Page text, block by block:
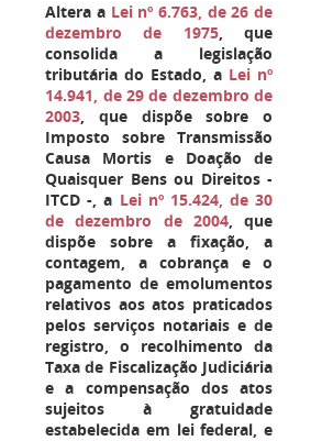
Altera a Lei nº 6.763, de 26 de
dezembro de 1975, que
consolida a legislação
tributária do Estado, a Lei nº
14.941, de 29 de dezembro de
2003, que dispõe sobre o
Imposto sobre Transmissão
Causa Mortis e Doação de
Quaisquer Bens ou Direitos -
ITCD -, a Lei nº 15.424, de 30
de dezembro de 2004, que
dispõe sobre a fixação, a
contagem, a cobrança e o
pagamento de emolumentos
relativos aos atos praticados
pelos serviços notariais e de
registro, o recolhimento da
Taxa de Fiscalização Judiciária
e a compensação dos atos
sujeitos à gratuidade
estabelecida em lei federal, e